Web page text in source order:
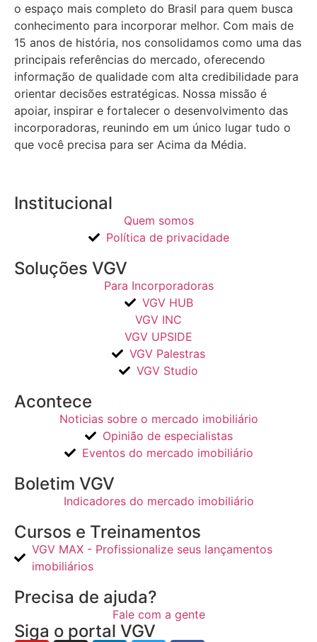
o espaço mais completo do Brasil para quem busca
conhecimento para incorporar melhor. Com mais de
15 anos de história, nos consolidamos como uma das
principais referências do mercado, oferecendo
informação de qualidade com alta credibilidade para
orientar decisões estratégicas. Nossa missão é
apoiar, inspirar e fortalecer o desenvolvimento das
incorporadoras, reunindo em um único lugar tudo o
que você precisa para ser Acima da Média.
Institucional
Quem somos
Política de privacidade
Soluções VGV
Para Incorporadoras
VGV HUB
VGV INC
VGV UPSIDE
VGV Palestras
VGV Studio
Acontece
Noticias sobre o mercado imobiliário
Opinião de especialistas
Eventos do mercado imobiliário
Boletim VGV
Indicadores do mercado imobiliário
Cursos e Treinamentos
VGV MAX - Profissionalize seus lançamentos
imobiliários
Precisa de ajuda?
Fale com a gente
Siga o portal VGV